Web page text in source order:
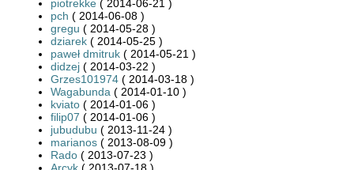
piotrekke ( 2014-06-21 )
pch ( 2014-06-08 )
gregu ( 2014-05-28 )
dziarek ( 2014-05-25 )
paweł dmitruk ( 2014-05-21 )
didzej ( 2014-03-22 )
Grzes101974 ( 2014-03-18 )
Wagabunda ( 2014-01-10 )
kviato ( 2014-01-06 )
filip07 ( 2014-01-06 )
jubudubu ( 2013-11-24 )
marianos ( 2013-08-09 )
Rado ( 2013-07-23 )
Arcyk ( 2013-07-18 )